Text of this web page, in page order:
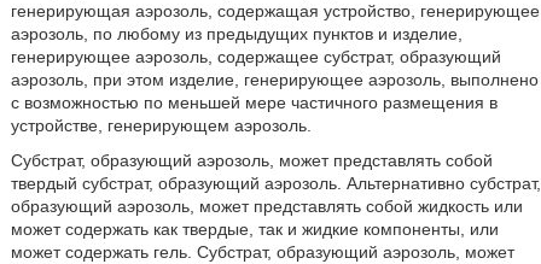
генерирующая аэрозоль, содержащая устройство, генерирующее
аэрозоль, по любому из предыдущих пунктов и изделие,
генерирующее аэрозоль, содержащее субстрат, образующий
аэрозоль, при этом изделие, генерирующее аэрозоль, выполнено
с возможностью по меньшей мере частичного размещения в
устройстве, генерирующем аэрозоль.
Субстрат, образующий аэрозоль, может представлять собой
твердый субстрат, образующий аэрозоль. Альтернативно субстрат,
образующий аэрозоль, может представлять собой жидкость или
может содержать как твердые, так и жидкие компоненты, или
может содержать гель. Субстрат, образующий аэрозоль, может